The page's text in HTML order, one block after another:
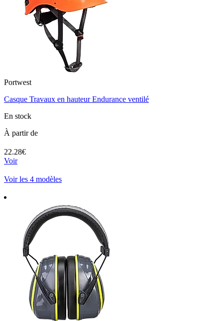
Portwest
Casque Travaux en hauteur Endurance ventilé
En stock
À partir de
22.28€
Voir
Voir les 4 modèles